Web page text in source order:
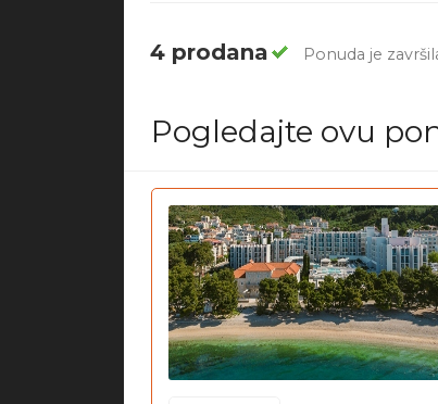
4 prodana Ponuda je
Pogledajte ovu